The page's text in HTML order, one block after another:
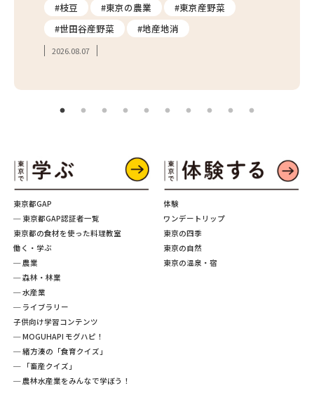
#枝豆 #東京の農業
#東京産野菜
#世田谷産野菜
#地産地消
2026.08.07
東京都GAP
─ 東京都GAP認証者一覧
東京都の食材を使った料理教室
働く・学ぶ
─ 農業
─ 森林・林業
─ 水産業
─ ライブラリー
子供向け学習コンテンツ
─ MOGUHAPI モグハピ！
─ 緒方湊の「食育クイズ」
─ 「畜産クイズ」
─ 農林水産業をみんなで学ぼう！
体験
ワンデートリップ
東京の四季
東京の自然
東京の温泉・宿